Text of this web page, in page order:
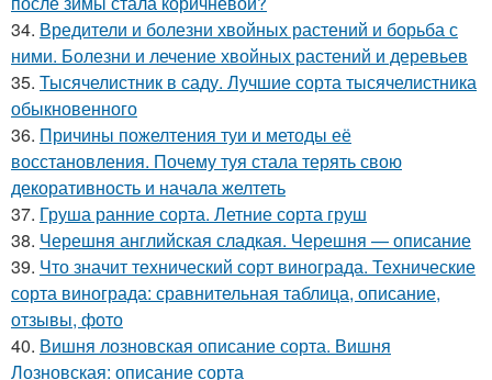
34. Вредители и болезни хвойных растений и борьба с
ними. Болезни и лечение хвойных растений и деревьев
35. Тысячелистник в саду. Лучшие сорта тысячелистника
обыкновенного
36. Причины пожелтения туи и методы её
восстановления. Почему туя стала терять свою
декоративность и начала желтеть
37. Груша ранние сорта. Летние сорта груш
38. Черешня английская сладкая. Черешня — описание
39. Что значит технический сорт винограда. Технические
сорта винограда: сравнительная таблица, описание,
отзывы, фото
40. Вишня лозновская описание сорта. Вишня
Лозновская: описание сорта